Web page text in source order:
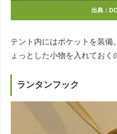
出典：
テント内にはポケットを装備
ょっとした小物を入れておく
ランタンフック